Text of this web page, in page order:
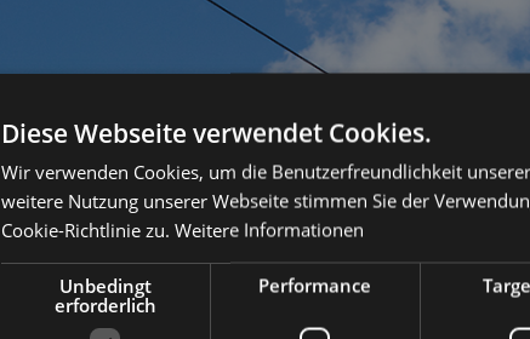
Diese Webseite verwendet Cookies.
Wir verwenden Cookies, um die Benutzerfreundlichkeit
weitere Nutzung unserer Webseite stimmen Sie der
Cookie-Richtlinie zu. Weitere Informationen
Unbedingt
erforderlich
Performance